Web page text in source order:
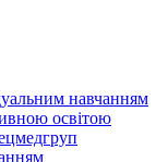
навчанням
освітою